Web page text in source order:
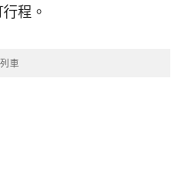
程。
車